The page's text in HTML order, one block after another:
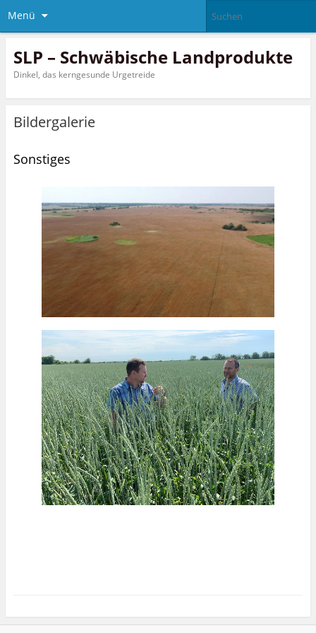
Menü
SLP – Schwäbische Landprodukte
Dinkel, das kerngesunde Urgetreide
Bildergalerie
Sonstiges